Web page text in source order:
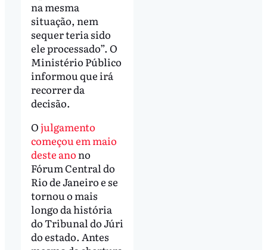
na mesma
situação, nem
sequer teria sido
ele processado”. O
Ministério Público
informou que irá
recorrer da
decisão.
Ojulgamento
começou em maio
deste ano no
Fórum Central do
Rio de Janeiro e se
tornou o mais
longo da história
do Tribunal do Júri
do estado. Antes